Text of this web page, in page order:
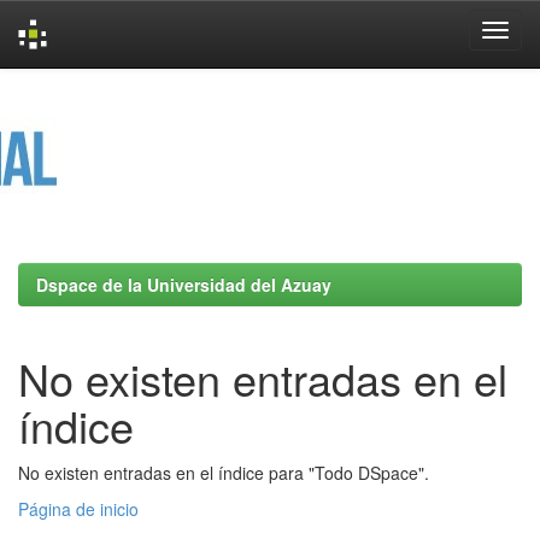
Dspace de la Universidad del Azuay
No existen entradas en el
índice
No existen entradas en el índice para "Todo DSpace".
Página de inicio